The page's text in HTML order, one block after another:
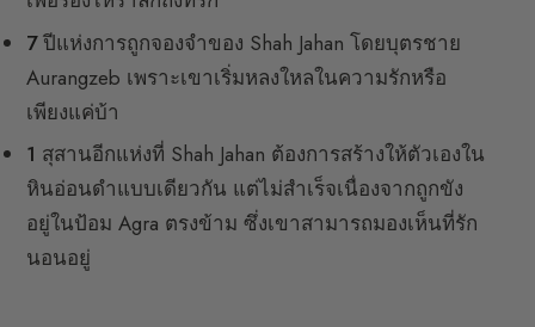
7ปีแห่งการถูกจองจำของ Shah Jahan โดยบุตรชาย
Aurangzeb เพราะเขาเริ่มหลงใหลในความรักหรือ
เพียงแค่บ้า
1 สุสานอีกแห่งที่ Shah Jahan ต้องการสร้างให้ตัวเองใน
หินอ่อนดำแบบเดียวกัน แต่ไม่สำเร็จเนื่องจากถูกขัง
อยู่ในป้อม Agra ตรงข้าม ซึ่งเขาสามารถมองเห็นที่รัก
นอนอยู่